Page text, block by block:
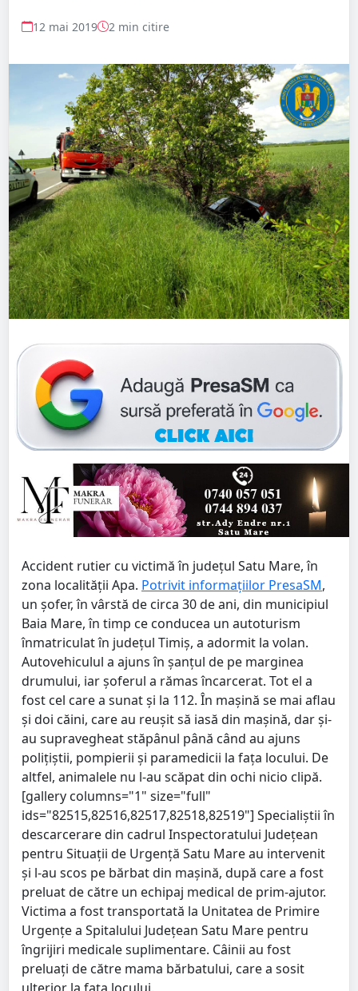
12 mai 2019 2 min citire
Accident rutier cu victimă în județul Satu Mare, în
zona localității Apa. Potrivit informațiilor PresaSM,
un șofer, în vârstă de circa 30 de ani, din municipiul
Baia Mare, în timp ce conducea un autoturism
înmatriculat în județul Timiș, a adormit la volan.
Autovehiculul a ajuns în șanțul de pe marginea
drumului, iar șoferul a rămas încarcerat. Tot el a
fost cel care a sunat și la 112. În mașină se mai aflau
și doi căini, care au reușit să iasă din mașină, dar și-
au supravegheat stăpânul până când au ajuns
polițiștii, pompierii și paramedicii la fața locului. De
altfel, animalele nu l-au scăpat din ochi nicio clipă.
[gallery columns="1" size="full"
ids="82515,82516,82517,82518,82519"] Specialiștii în
descarcerare din cadrul Inspectoratului Județean
pentru Situații de Urgență Satu Mare au intervenit
și l-au scos pe bărbat din mașină, după care a fost
preluat de către un echipaj medical de prim-ajutor.
Victima a fost transportată la Unitatea de Primire
Urgențe a Spitalului Județean Satu Mare pentru
îngrijiri medicale suplimentare. Câinii au fost
preluați de către mama bărbatului, care a sosit